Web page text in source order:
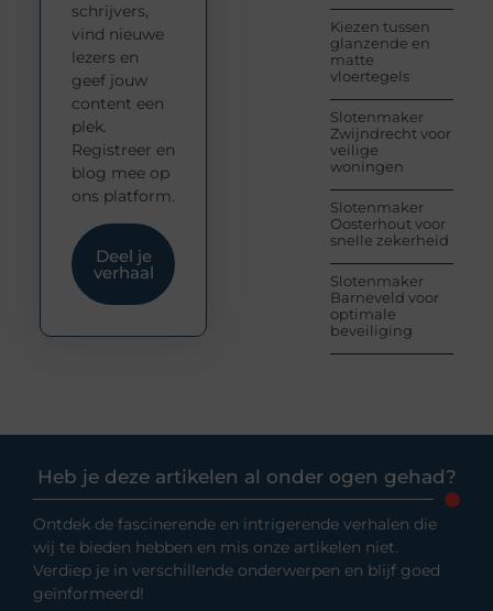
Kiezen tussen
glanzende en
matte
vloertegels
Slotenmaker
Zwijndrecht voor
veilige
woningen
Slotenmaker
Oosterhout voor
snelle zekerheid
Slotenmaker
Barneveld voor
optimale
beveiliging
schrijvers,
vind nieuwe
lezers en
geef jouw
content een
plek.
Registreer en
blog mee op
ons platform.
Deel je
verhaal
Heb je deze artikelen al onder ogen gehad?
Ontdek de fascinerende en intrigerende verhalen die
wij te bieden hebben en mis onze artikelen niet.
Verdiep je in verschillende onderwerpen en blijf goed
geïnformeerd!